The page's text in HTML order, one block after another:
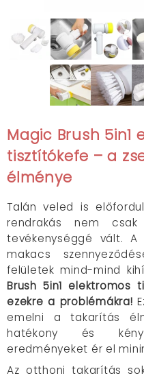
Magic Brush 5in1
tisztítókefe – a
élménye
Talán veled is
rendrakás nem
tevékenységgé vált.
makacs
felületek mind-mind
Brush 5in1 elektromos
ezekre a problémákra!
emelni a takarítás
hatékony és
eredményeket ér el
Az otthoni takarítás